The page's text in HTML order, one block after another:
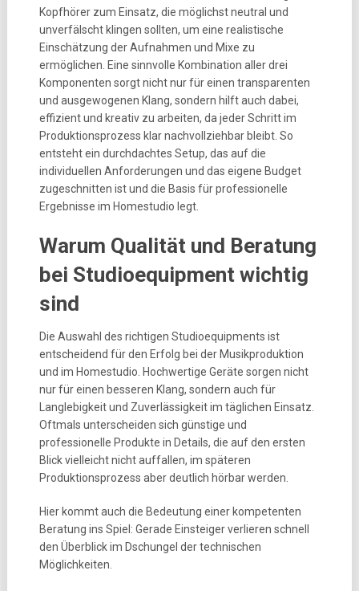
Kopfhörer zum Einsatz, die möglichst neutral und
unverfälscht klingen sollten, um eine realistische
Einschätzung der Aufnahmen und Mixe zu
ermöglichen. Eine sinnvolle Kombination aller drei
Komponenten sorgt nicht nur für einen transparenten
und ausgewogenen Klang, sondern hilft auch dabei,
effizient und kreativ zu arbeiten, da jeder Schritt im
Produktionsprozess klar nachvollziehbar bleibt. So
entsteht ein durchdachtes Setup, das auf die
individuellen Anforderungen und das eigene Budget
zugeschnitten ist und die Basis für professionelle
Ergebnisse im Homestudio legt.
Warum Qualität und Beratung
bei Studioequipment wichtig
sind
Die Auswahl des richtigen Studioequipments ist
entscheidend für den Erfolg bei der Musikproduktion
und im Homestudio. Hochwertige Geräte sorgen nicht
nur für einen besseren Klang, sondern auch für
Langlebigkeit und Zuverlässigkeit im täglichen Einsatz.
Oftmals unterscheiden sich günstige und
professionelle Produkte in Details, die auf den ersten
Blick vielleicht nicht auffallen, im späteren
Produktionsprozess aber deutlich hörbar werden.
Hier kommt auch die Bedeutung einer kompetenten
Beratung ins Spiel: Gerade Einsteiger verlieren schnell
den Überblick im Dschungel der technischen
Möglichkeiten.